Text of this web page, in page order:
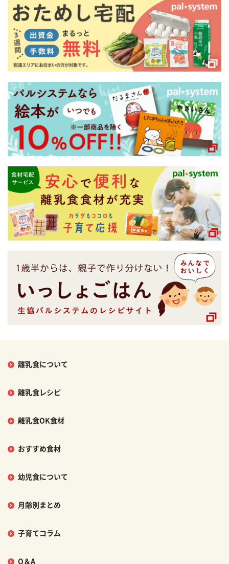
離乳食について
離乳食レシピ
離乳食OK食材
おすすめ食材
幼児食について
月齢別まとめ
子育てコラム
Q＆A